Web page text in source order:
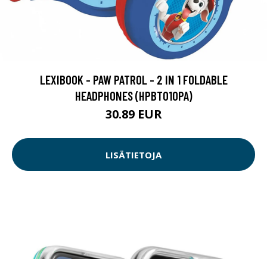
LEXIBOOK - PAW PATROL - 2 IN 1 FOLDABLE
HEADPHONES (HPBT010PA)
30.89 EUR
LISÄTIETOJA